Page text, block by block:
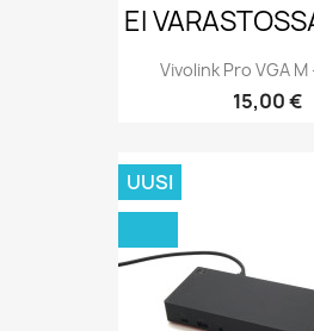
EI
Vivolink Pro VGA M
Hinta
15,00 €
UUSI